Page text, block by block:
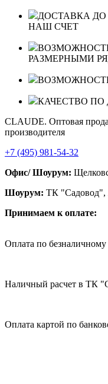
ДОСТАВКА
НАШ СЧЕТ
РАЗМЕРНЫМИ
КАЧЕСТВО
CLAUDE. Оптовая
производителя
+7 (495) 981-54-32
Офис/ Шоурум:
Шоурум: ТК "Садовод",
Принимаем к оплате:
Оплата по безналичному
Наличный расчет в ТК
Оплата картой по